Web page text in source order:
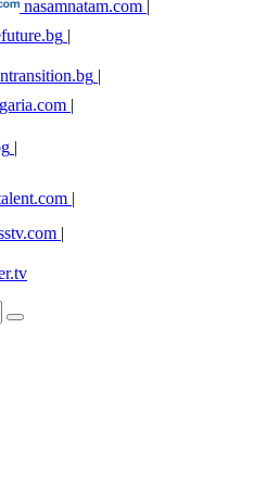
nasamnatam.com |
|
|
|
|
|